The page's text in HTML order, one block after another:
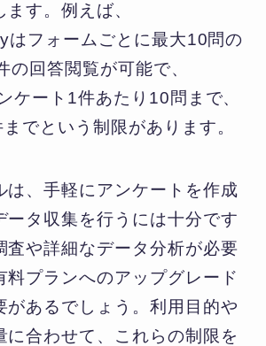
す。例えば、
フォームごとに最大10問の
の回答閲覧が可能で、
ケート1件あたり10問まで、
でという制限があります。
は、手軽にアンケートを作成
ータ収集を行うには十分です
査や詳細なデータ分析が必要
料プランへのアップグレード
があるでしょう。利用目的や
に合わせて、これらの制限を